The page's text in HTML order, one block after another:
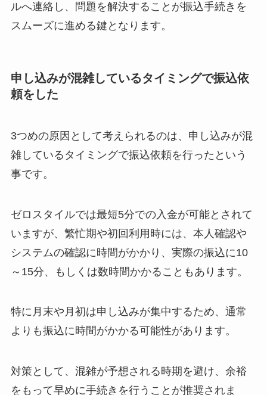
ルへ連絡し、問題を解決することが振込手続きを
スムーズに進める鍵となります。
申し込みが混雑しているタイミングで振込依
頼をした
3つめの原因として考えられるのは、申し込みが混
雑しているタイミングで振込依頼を行ったという
事です。
ゼロスタイルでは最短5分での入金が可能とされて
いますが、繁忙期や初回利用時には、本人確認や
システムの確認に時間がかかり、実際の振込に10
～15分、もしくは数時間かかることもあります。
特に月末や月初は申し込みが集中するため、通常
よりも振込に時間がかかる可能性があります。
対策として、混雑が予想される時期を避け、余裕
をもって早めに手続きを行うことが推奨されま